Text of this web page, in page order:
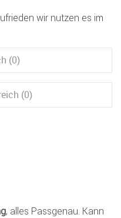
wir nutzen es im
(0)
(0)
, alles Passgenau. Kann